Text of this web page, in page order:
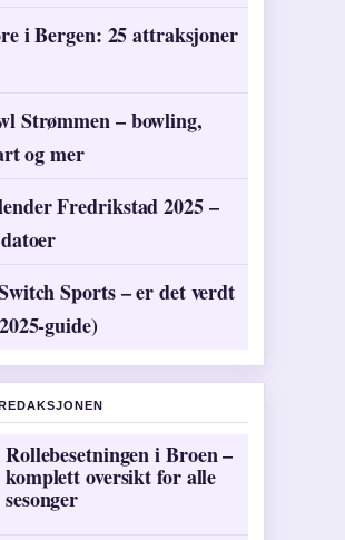
i Bergen: 25 attraksjoner
Strømmen – bowling,
og mer
Fredrikstad 2025 –
Sports – er det verdt
guide)
Rollebesetningen i Broen –
komplett oversikt for alle
sesonger